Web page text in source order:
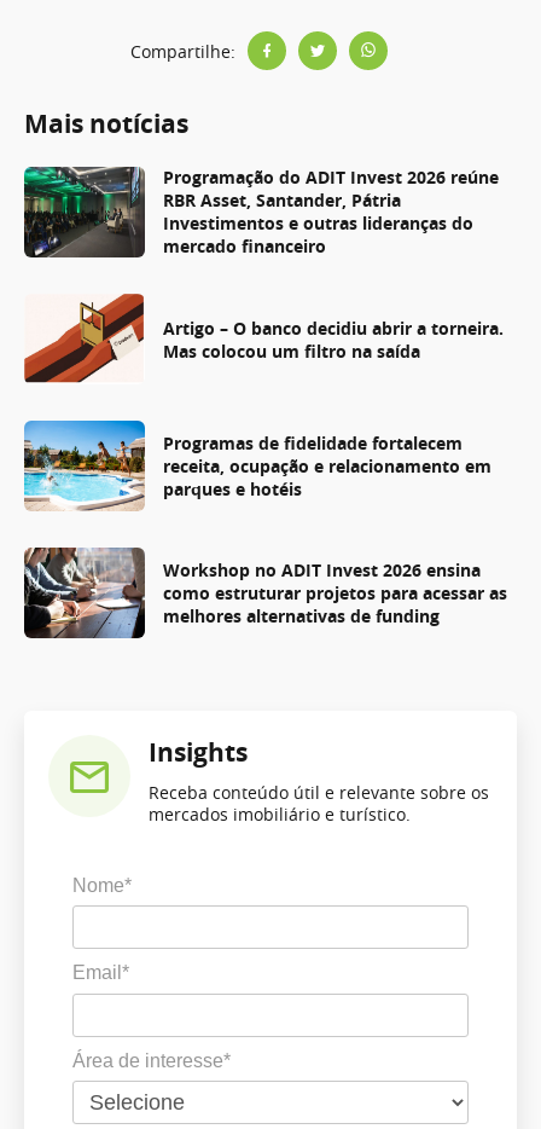
Compartilhe:
Mais notícias
Programação do ADIT Invest 2026 reúne
RBR Asset, Santander, Pátria
Investimentos e outras lideranças do
mercado financeiro
Artigo – O banco decidiu abrir a torneira.
Mas colocou um filtro na saída
Programas de fidelidade fortalecem
receita, ocupação e relacionamento em
parques e hotéis
Workshop no ADIT Invest 2026 ensina
como estruturar projetos para acessar as
melhores alternativas de funding
Insights
Receba conteúdo útil e relevante sobre os
mercados imobiliário e turístico.
Nome*
Email*
Área de interesse*